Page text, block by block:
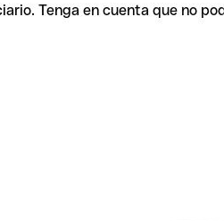
Tenga en cuenta que no